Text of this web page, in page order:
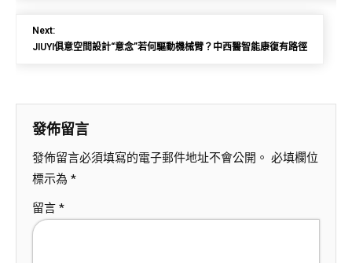
Next:
JIUYI俱意空間設計“意念”若何驅動機械臂？中西醫智能康復有路徑
發佈留言
發佈留言必須填寫的電子郵件地址不會公開。 必填欄位
標示為 *
留言 *